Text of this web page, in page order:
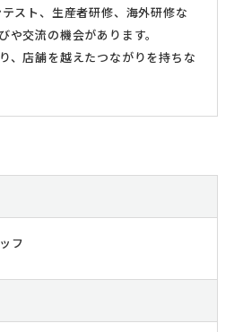
スト、生産者研修、海外研修な
や交流の機会があります。
、店舗を越えたつながりを持ちな
フ